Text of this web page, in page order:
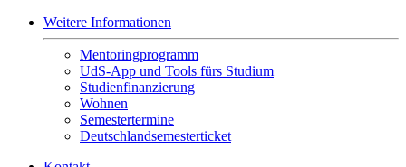
Weitere Informationen
Mentoringprogramm
UdS-App und Tools fürs Studium
Studienfinanzierung
Wohnen
Semestertermine
Deutschlandsemesterticket